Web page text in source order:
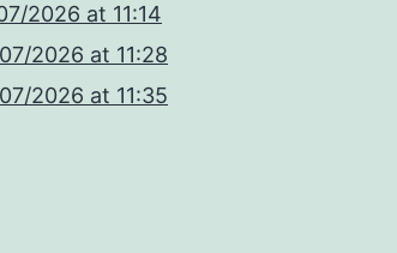
2026 at 11:14
2026 at 11:28
2026 at 11:35